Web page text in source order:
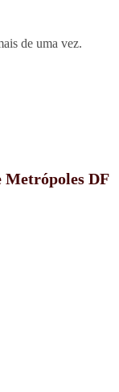
de uma vez.
Metrópoles DF